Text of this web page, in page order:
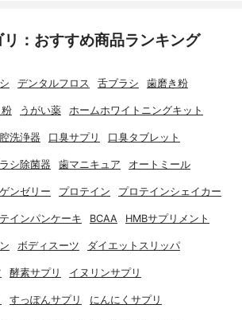
：おすすめ商品ランキング
デンタルフロス 舌ブラシ 歯磨き粉
うがい薬 ホームホワイトニングキット
洗浄器 口臭サプリ 口臭タブレット
シ除菌器 歯マニキュア オートミール
ンゼリー プロテイン プロテインシェイカー
インパンケーキ BCAA HMBサプリメント
ボディスーツ ダイエットスリッパ
酵素サプリ イヌリンサプリ
すっぽんサプリ にんにくサプリ